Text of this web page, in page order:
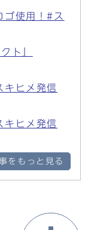
ゴ使用！#ス
ト」
キヒメ発信
キヒメ発信
をもっと見る